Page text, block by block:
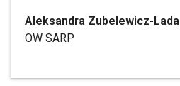
Aleksandra Zubelewicz-Lada
OW SARP